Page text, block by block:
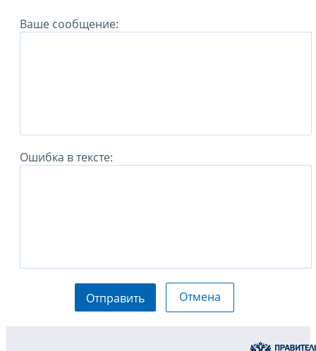
Ваше сообщение:
Ошибка в тексте:
Отправить Отмена